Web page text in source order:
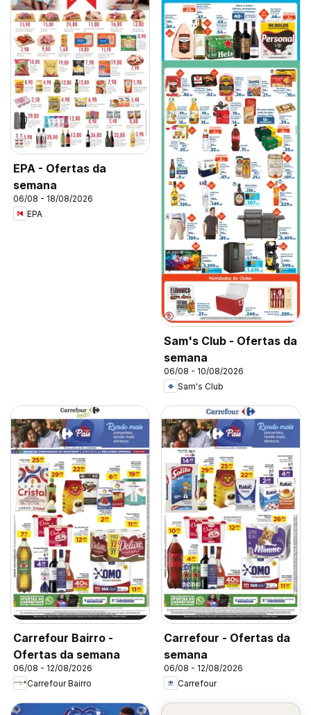
EPA - Ofertas da
semana
06/08 - 18/08/2026
EPA
Sam's Club - Ofertas da
semana
06/08 - 10/08/2026
Sam's Club
Carrefour Bairro -
Ofertas da semana
06/08 - 12/08/2026
Carrefour Bairro
Carrefour - Ofertas da
semana
06/08 - 12/08/2026
Carrefour